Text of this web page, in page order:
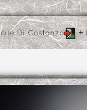
Di Costanzo +